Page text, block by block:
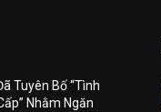
Tuyên Bố “Tình
Nhằm Ngăn